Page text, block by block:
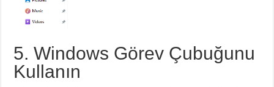
5. Windows Görev Çubuğunu
Kullanın